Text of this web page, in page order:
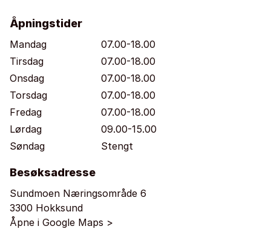
Åpningstider
Mandag
07.00-18.00
Tirsdag
07.00-18.00
Onsdag
07.00-18.00
Torsdag
07.00-18.00
Fredag
07.00-18.00
Lørdag
09.00-15.00
Søndag
Stengt
Besøksadresse
Sundmoen Næringsområde 6
3300 Hokksund
Åpne i Google Maps >